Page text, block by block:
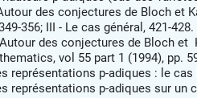
des conjectures de Bloch et
356; III - Le cas général, 421-428.
des conjectures de Bloch
vol 55 part 1 (1994), pp.
représentations p-adiques : le
représentations p-adiques sur un